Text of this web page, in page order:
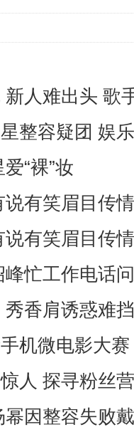
人难出头 歌
整容疑团 娱
“裸”妆
有笑眉目传情
有笑眉目传情
忙工作电话
香肩诱惑难
机微电影大赛
人 探寻粉丝
因整容失败